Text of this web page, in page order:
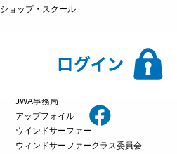
ショップ・スクール
カテゴリー
JWA事務局
アップフォイル
ウインドサーファー
ウィンドサーファークラス委員会